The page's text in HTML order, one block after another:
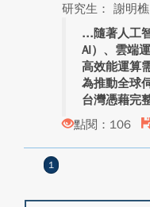
研究生： 謝明樵
隨著人工
AI）、雲端
高效能運算
為推動全球
台灣憑藉完
點閱：106
1